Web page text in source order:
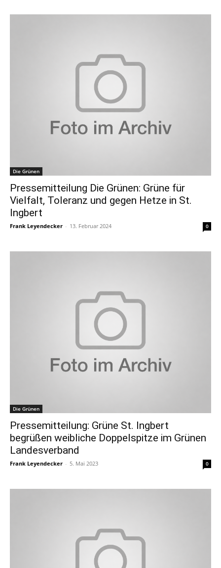
Die Grünen
Pressemitteilung Die Grünen: Grüne für
Vielfalt, Toleranz und gegen Hetze in St.
Ingbert
Frank Leyendecker - 13. Februar 2024 0
Die Grünen
Pressemitteilung: Grüne St. Ingbert
begrüßen weibliche Doppelspitze im Grünen
Landesverband
Frank Leyendecker - 5. Mai 2023 0